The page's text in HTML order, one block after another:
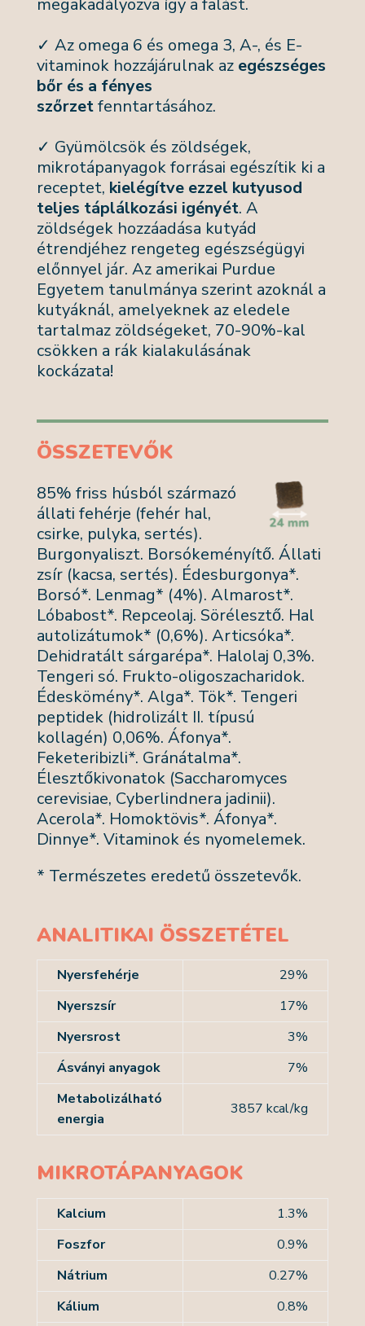
✓ Az omega 6 és omega 3, A-, és E-
vitaminok hozzájárulnak az egészséges
bőr és a fényes
szőrzetfenntartásához.
✓ Gyümölcsök és zöldségek,
mikrotápanyagok forrásai egészítik ki a
receptet, kielégítve ezzel kutyusod
teljes táplálkozási igényét. A
zöldségek hozzáadása kutyád
étrendjéhez rengeteg egészségügyi
előnnyel jár. Az amerikai Purdue
Egyetem tanulmánya szerint azoknál a
kutyáknál, amelyeknek az eledele
tartalmaz zöldségeket, 70-90%-kal
csökken a rák kialakulásának
kockázata!
ÖSSZETEVŐK
85% friss húsból származó
állati fehérje (fehér hal,
csirke, pulyka, sertés).
Burgonyaliszt. Borsókeményítő. Állati
zsír (kacsa, sertés). Édesburgonya*.
Borsó*. Lenmag* (4%). Almarost*.
Lóbabost*. Repceolaj. Sörélesztő. Hal
autolizátumok* (0,6%). Articsóka*.
Dehidratált sárgarépa*. Halolaj 0,3%.
Tengeri só. Frukto-oligoszacharidok.
Édeskömény*. Alga*. Tök*. Tengeri
peptidek (hidrolizált II. típusú
kollagén) 0,06%. Áfonya*.
Feketeribizli*. Gránátalma*.
Élesztőkivonatok (Saccharomyces
cerevisiae, Cyberlindnera jadinii).
Acerola*. Homoktövis*. Áfonya*.
Dinnye*. Vitaminok és nyomelemek.
* Természetes eredetű összetevők.
ANALITIKAI ÖSSZETÉTEL
Nyersfehérje
29%
Nyerszsír
17%
Nyersrost
3%
Ásványi anyagok
7%
Metabolizálható
energia
3857 kcal/kg
MIKROTÁPANYAGOK
Kalcium
1.3%
Foszfor
0.9%
Nátrium
0.27%
Kálium
0.8%